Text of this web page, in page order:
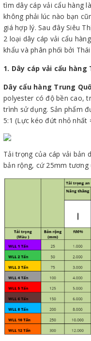
tìm dây cáp vải cẩu hàng
không phải lúc nào bạn
giá hợp lý. Sau đây Siêu
2 loại dây cáp vải cẩu
khẩu và phân phối bởi Thái
1. Dây cáp vải cẩu hàng
Dây cẩu hàng Trung
polyester có độ bền cao,
trình sử dụng. Sản phẩm
5:1 (Lực kéo đứt nhỏ nhất
Tải trọng của cáp vải bản
bản rộng, cứ 25mm tương